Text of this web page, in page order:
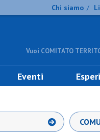
Chi siamo /
Vuoi COMITATO
Eventi